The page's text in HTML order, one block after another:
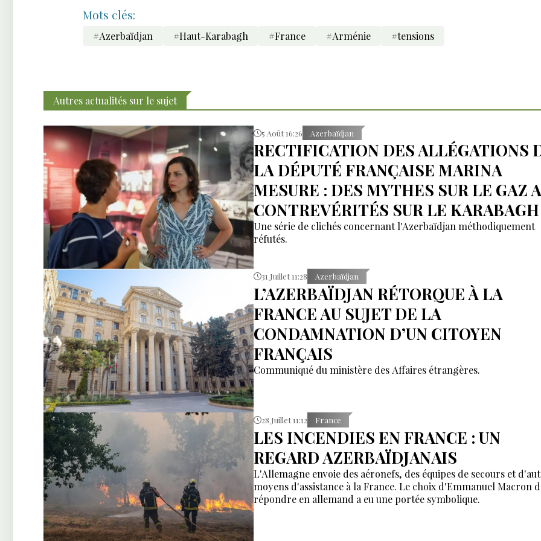
Mots clés:
#Azerbaïdjan #Haut-Karabagh #France #Arménie #tensions
Autres actualités sur le sujet
5 Août 16:26 Azerbaïdjan
RECTIFICATION DES ALLÉGATIONS
LA DÉPUTÉ FRANÇAISE MARINA
MESURE : DES MYTHES SUR LE GAZ
CONTREVÉRITÉS SUR LE KARABAGH
Une série de clichés concernant l'Azerbaïdjan méthodiquement
réfutés.
31 Juillet 11:28 Azerbaïdjan
L’AZERBAÏDJAN RÉTORQUE À LA
FRANCE AU SUJET DE LA
CONDAMNATION D’UN CITOYEN
FRANÇAIS
Communiqué du ministère des Affaires étrangères.
28 Juillet 11:12 France
LES INCENDIES EN FRANCE : UN
REGARD AZERBAÏDJANAIS
L'Allemagne envoie des aéronefs, des équipes de secours et
moyens d'assistance à la France. Le choix d'Emmanuel Macron
répondre en allemand a eu une portée symbolique.